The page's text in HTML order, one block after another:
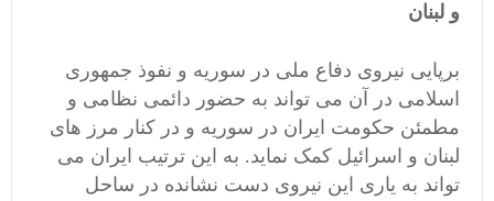
و لبنان
برپایی نیروی دفاع ملی در سوریه و نفوذ جمهوری
اسلامی در آن می تواند به حضور دائمی نظامی و
مطمئن حکومت ایران در سوریه و در کنار مرز های
لبنان و اسرائیل کمک نماید. به این ترتیب ایران می
تواند به یاری این نیروی دست نشانده در ساحل